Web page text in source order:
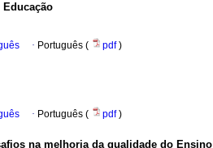
Educação
· Português ( pdf)
· Português ( pdf)
na melhoria da qualidade do Ensino